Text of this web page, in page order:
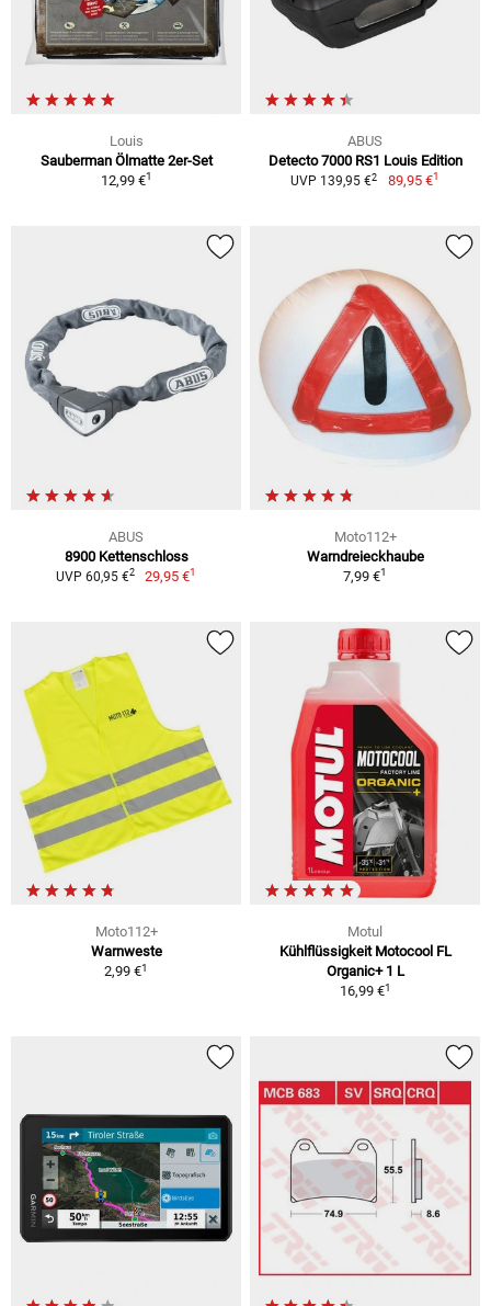
Louis
Sauberman Ölmatte 2er-Set
12,99 €1
ABUS
Detecto 7000 RS1 Louis Edition
UVP 139,95 €2 89,95 €1
ABUS
8900 Kettenschloss
UVP 60,95 €2 29,95 €1
Moto112+
Warndreieckhaube
7,99 €1
Moto112+
Warnweste
2,99 €1
Motul
Kühlflüssigkeit Motocool FL
Organic+ 1 L
16,99 €1